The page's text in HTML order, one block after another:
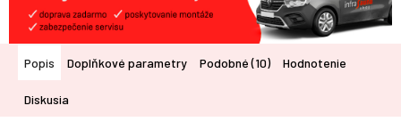
Popis Doplňkové parametry Podobné (10) Hodnotenie
Diskusia